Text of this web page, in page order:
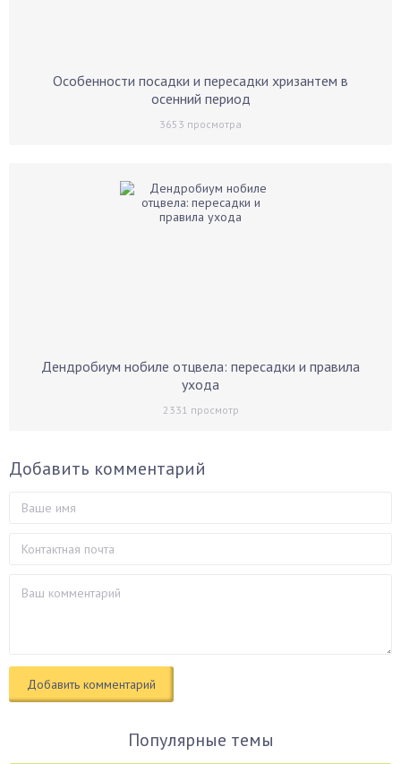
Особенности посадки и пересадки хризантем в
осенний период
3653 просмотра
Дендробиум нобиле отцвела: пересадки и правила
ухода
2331 просмотр
Добавить комментарий
Популярные темы